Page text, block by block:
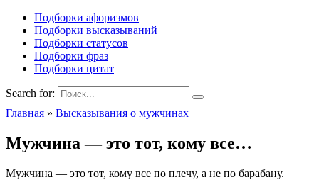
Подборки афоризмов
Подборки высказываний
Подборки статусов
Подборки фраз
Подборки цитат
Search for:
Главная » Высказывания о мужчинах
Мужчина — это тот, кому все…
Мужчина — это тот, кому все по плечу, а не по барабану.